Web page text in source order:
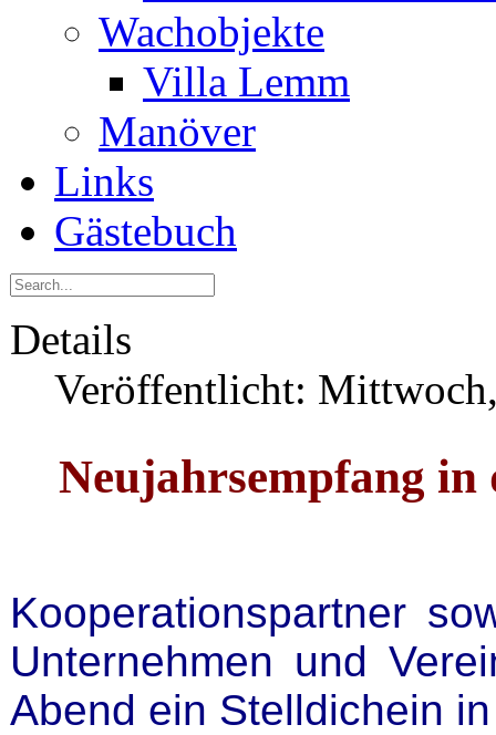
Wachobjekte
Villa Lemm
Manöver
Links
Gästebuch
Details
Veröffentlicht:
Neujahrsempfang in
Kooperationspartner
Unternehmen und
Abend ein Stelldichein